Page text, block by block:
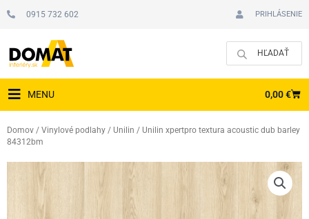
0915 732 602 PRIHLÁSENIE
MENU 0,00€
Domov / Vinylové podlahy / Unilin / Unilin xpertpro textura acoustic dub barley
84312bm